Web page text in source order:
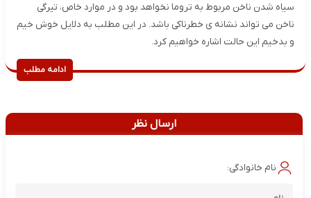
سیاه شدن ناخن مربوط به تروما نخواهد بود و در موارد خاص، تیرگی
ناخن می تواند نشانه ی خطرناکی باشد. در این مطلب به دلایل خوش خیم
و بدخیم این حالت اشاره خواهیم کرد.
ادامه مطلب
ارسال نظر
نام خانوادگی: